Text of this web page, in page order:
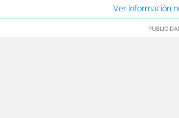
Ver información